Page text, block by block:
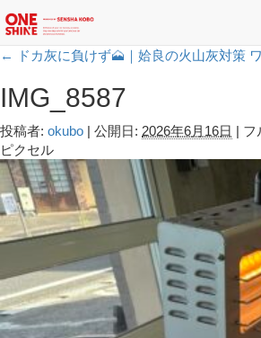
← ドカ灰に負けず🗻｜姶良の火山灰対策
IMG_8587
投稿者: okubo | 公開日: 2026年6月16日 | フ
ピクセル